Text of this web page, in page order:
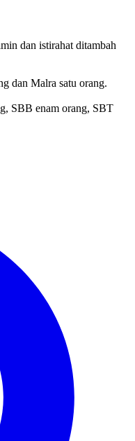
dan istirahat ditambah
dan Malra satu orang.
SBB enam orang, SBT